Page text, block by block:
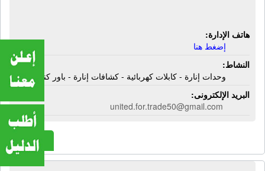
هاتف الإدارة:
إضغط هنا
النشاط:
وحدات إنارة - كابلات كهربائية - كشافات إنارة - باور كنترول
البريد الإلكترونى:
united.for.trade50@gmail.com
المزيد